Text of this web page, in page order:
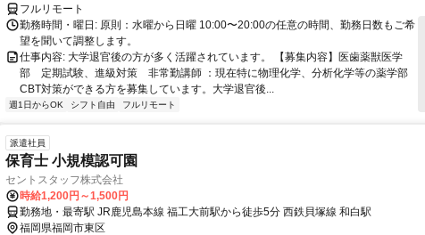
フルリモート
勤務時間・曜日: 原則：水曜から日曜 10:00〜20:00の任意の時間、勤務日数もご希
望を聞いて調整します。
仕事内容: 大学退官後の方が多く活躍されています。 【募集内容】医歯薬獣医学
部 定期試験、進級対策 非常勤講師 ：現在特に物理化学、分析化学等の薬学部
CBT対策ができる方を募集しています。大学退官後...
週1日からOK シフト自由 フルリモート
派遣社員
保育士 小規模認可園
セントスタッフ株式会社
時給1,200円～1,500円
勤務地・最寄駅 JR鹿児島本線 福工大前駅から徒歩5分 西鉄貝塚線 和白駅
福岡県福岡市東区